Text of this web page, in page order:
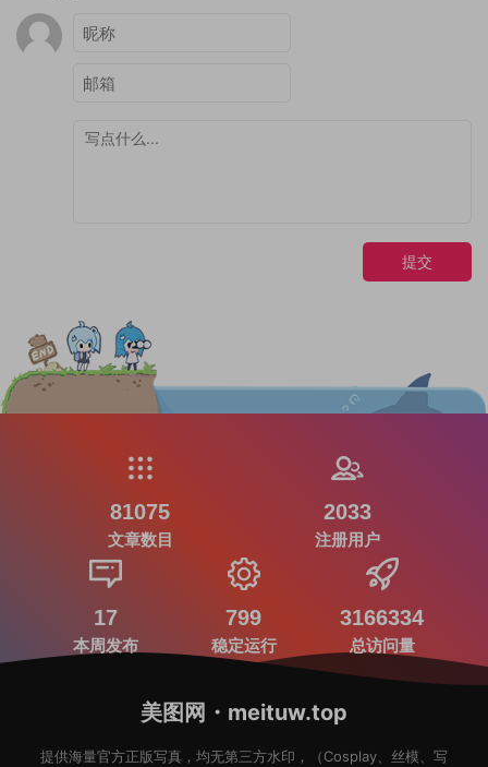
提交
81075
文章数目
2033
注册用户
17
本周发布
799
稳定运行
3166334
总访问量
美图网・meituw.top
提供海量官方正版写真，均无第三方水印，（Cosplay、丝模、写